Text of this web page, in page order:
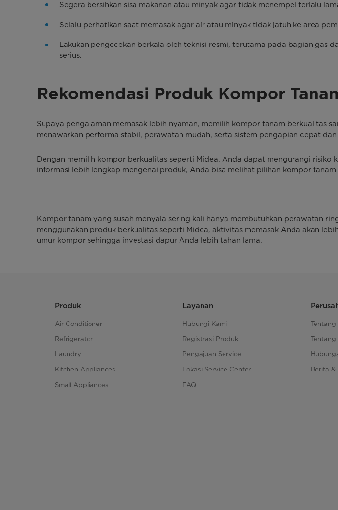
Segera bersihkan sisa makanan atau minyak agar tidak menempel terlalu
Selalu perhatikan saat memasak agar air atau minyak tidak jatuh ke area
Lakukan pengecekan berkala oleh teknisi resmi, terutama pada bagian gas
serius.
Rekomendasi Produk Kompor
Supaya pengalaman memasak lebih nyaman, memilih kompor tanam berkualitas
menawarkan performa stabil, perawatan mudah, serta sistem pengapian cepat
Dengan memilih kompor berkualitas seperti Midea, Anda dapat mengurangi risiko
informasi lebih lengkap mengenai produk, Anda bisa melihat pilihan kompor tanam
Kompor tanam yang susah menyala sering kali hanya membutuhkan perawatan
menggunakan produk berkualitas seperti Midea, aktivitas memasak Anda akan
umur kompor sehingga investasi dapur Anda lebih tahan lama.
Produk
Air Conditioner
Refrigerator
Laundry
Kitchen Appliances
Small Appliances
Layanan
Hubungi Kami
Registrasi Produk
Pengajuan Service
Lokasi Service Center
FAQ
Tentang
Tentang
Berita &